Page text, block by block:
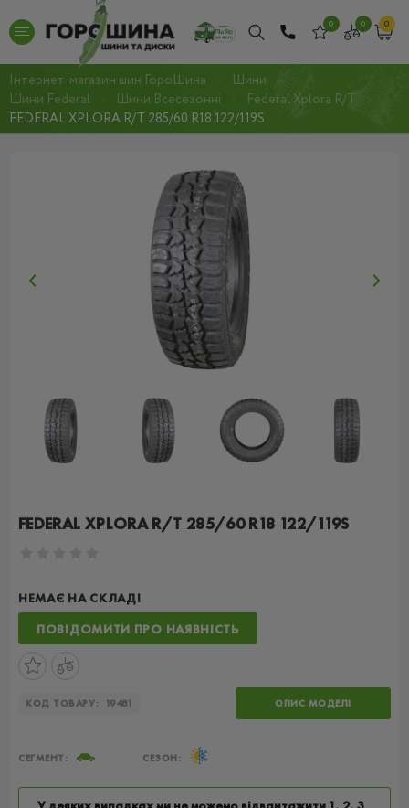
0 0 0
Інтернет-магазин шин ГороШина
Шини
Шини Federal
Шини Всесезонні
Federal Xplora R/T
FEDERAL XPLORA R/T 285/60 R18 122/119S
FEDERAL XPLORA R/T 285/60 R18 122/119S
НЕМАЄ НА СКЛАДІ
ПОВІДОМИТИ ПРО НАЯВНІСТЬ
КОД ТОВАРУ: 19481 ОПИС МОДЕЛІ
СЕГМЕНТ: СЕЗОН: